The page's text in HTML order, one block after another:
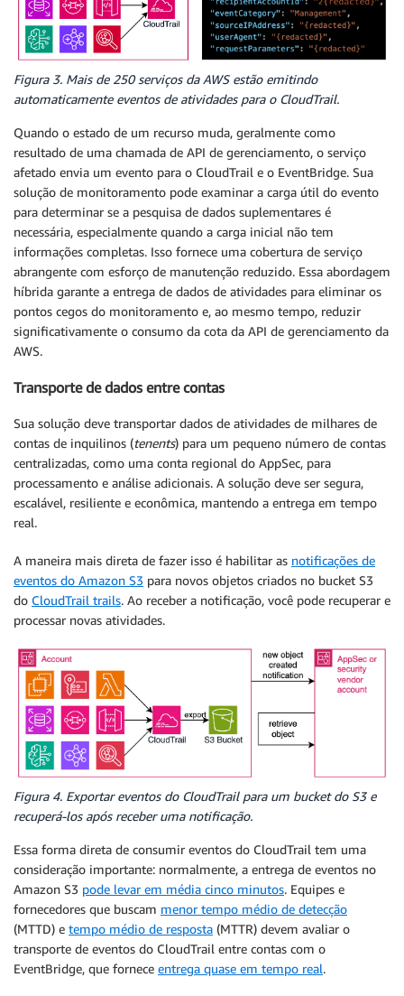
Figura 3. Mais de 250 serviços da AWS estão emitindo
automaticamente eventos de atividades para o CloudTrail.
Quando o estado de um recurso muda, geralmente como
resultado de uma chamada de API de gerenciamento, o serviço
afetado envia um evento para o CloudTrail e o EventBridge. Sua
solução de monitoramento pode examinar a carga útil do evento
para determinar se a pesquisa de dados suplementares é
necessária, especialmente quando a carga inicial não tem
informações completas. Isso fornece uma cobertura de serviço
abrangente com esforço de manutenção reduzido. Essa abordagem
híbrida garante a entrega de dados de atividades para eliminar os
pontos cegos do monitoramento e, ao mesmo tempo, reduzir
significativamente o consumo da cota da API de gerenciamento da
AWS.
Transporte de dados entre contas
Sua solução deve transportar dados de atividades de milhares de
contas de inquilinos (tenents) para um pequeno número de contas
centralizadas, como uma conta regional do AppSec, para
processamento e análise adicionais. A solução deve ser segura,
escalável, resiliente e econômica, mantendo a entrega em tempo
real.
A maneira mais direta de fazer isso é habilitar as notificações de
eventos do Amazon S3 para novos objetos criados no bucket S3
do CloudTrail trails. Ao receber a notificação, você pode recuperar e
processar novas atividades.
Figura 4. Exportar eventos do CloudTrail para um bucket do S3 e
recuperá-los após receber uma notificação.
Essa forma direta de consumir eventos do CloudTrail tem uma
consideração importante: normalmente, a entrega de eventos no
Amazon S3 pode levar em média cinco minutos. Equipes e
fornecedores que buscam menor tempo médio de detecção
(MTTD) e tempo médio de resposta (MTTR) devem avaliar o
transporte de eventos do CloudTrail entre contas com o
EventBridge, que fornece entrega quase em tempo real.